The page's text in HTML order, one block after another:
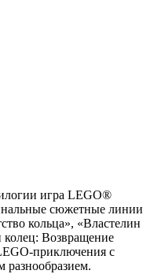
игра LEGO®
сюжетные линии
кольца», «Властелин
колец: Возвращение
приключения с